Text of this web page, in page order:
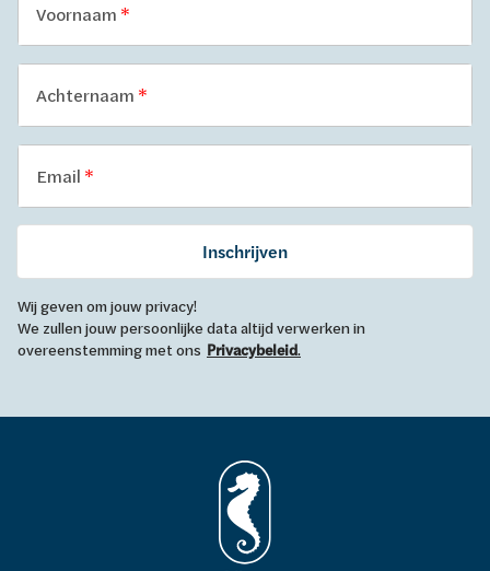
Voornaam
Achternaam
Email
Inschrijven
Wij geven om jouw privacy!
We zullen jouw persoonlijke data altijd verwerken in
overeenstemming met ons Privacybeleid.